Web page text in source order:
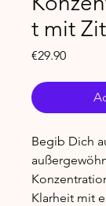
t mit
€29.90Price
Begib Dich
Klarheit mit